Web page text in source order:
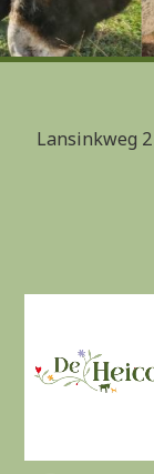
Lansinkweg 2